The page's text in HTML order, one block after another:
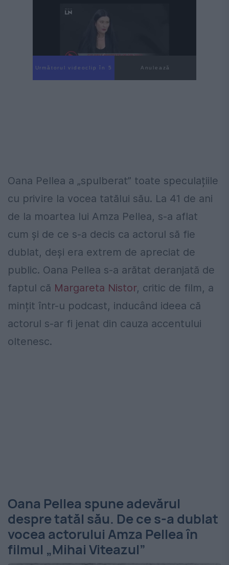
Următorul videoclip în 4 Anulează
Oana Pellea a „spulberat” toate speculațiile
cu privire la vocea tatălui său. La 41 de ani
de la moartea lui Amza Pellea, s-a aflat
cum și de ce s-a decis ca actorul să fie
dublat, deși era extrem de apreciat de
public. Oana Pellea s-a arătat deranjată de
faptul că Margareta Nistor, critic de film, a
mințit într-u podcast, inducând ideea că
actorul s-ar fi jenat din cauza accentului
oltenesc.
Oana Pellea spune adevărul
despre tatăl său. De ce s-a dublat
vocea actorului Amza Pellea în
filmul „Mihai Viteazul”